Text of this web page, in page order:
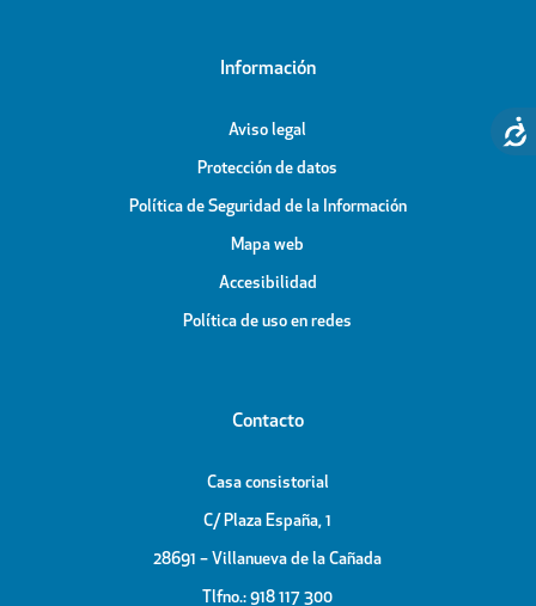
Información
Aviso legal
Protección de datos
Política de Seguridad de la Información
Mapa web
Accesibilidad
Política de uso en redes
Contacto
Casa consistorial
C/ Plaza España, 1
28691 – Villanueva de la Cañada
Tlfno.: 918 117 300